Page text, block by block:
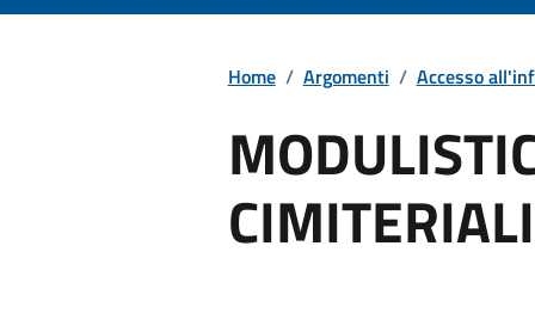
Home / Argomenti / Accesso
CIMITERIALI